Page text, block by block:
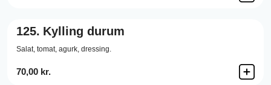
125. Kylling durum
Salat, tomat, agurk, dressing.
70,00 kr.